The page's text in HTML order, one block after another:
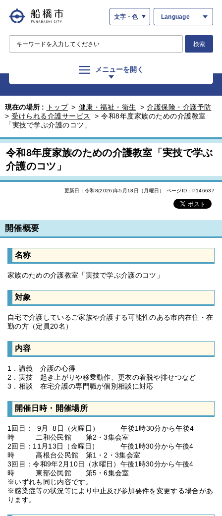
文字・色 Language
検索
メニューを開く
現在の場所 : トップ > 健康・福祉・衛生 > 介護保険・介護予防
> 受けられる介護サービス > 令和8年度家族のための介護教室
「実技で学ぶ介護のコツ」
令和8年度家族のための介護教室「実技で学ぶ
介護のコツ」
更新日：令和8(2026)年5月18日（月曜日） ページID：P146637
開催概要
名称
家族のための介護教室「実技で学ぶ介護のコツ」
対象
自宅で介護しているご家族や介護する可能性のある市内在住・在
勤の方（定員20名）
内容
1．講義 介護の心得
2．実技 起き上がりや移乗動作、更衣の着脱や排せつなど
3．相談 在宅介護の専門職が個別相談に対応
開催日時・開催場所
1回目： 9月 8日（火曜日） 午後1時30分から午後4
時 二和公民館 第2・3集会室
2回目：11月13日（金曜日） 午後1時30分から午後4
時 高根台公民館 第1・2・3集会室
3回目：令和9年2月10日（水曜日）午後1時30分から午後4
時 東部公民館 第5・6集会室
※いずれも同じ内容です。
※感染症等の状況等により中止及び参加要件を変更する場合があ
ります。